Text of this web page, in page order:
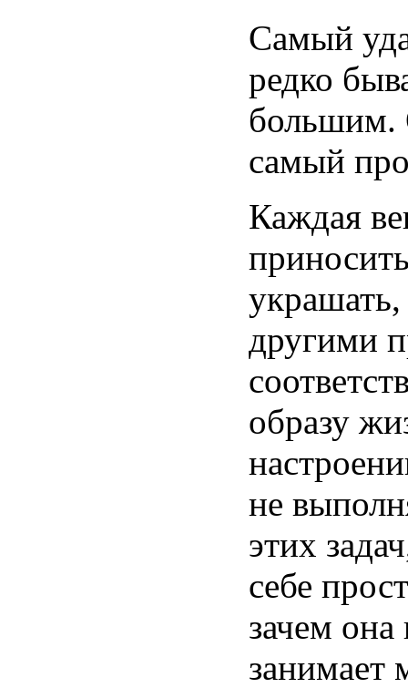
Самый
редко
большим.
самый
Каждая
украшать,
другими
образу
не
этих
себе
зачем она
занимает